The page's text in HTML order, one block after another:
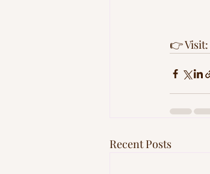
👉 Visit:
Recent Posts